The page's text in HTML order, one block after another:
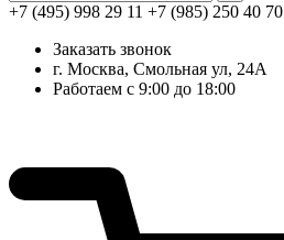
+7 (495) 998 29 11 +7 (985) 250 40 70
Заказать звонок
г. Москва, Смольная ул, 24А
Работаем с 9:00 до 18:00